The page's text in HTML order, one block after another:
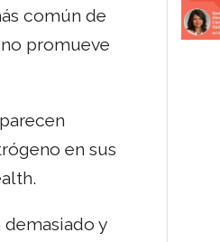
común de
promueve
en sus
y